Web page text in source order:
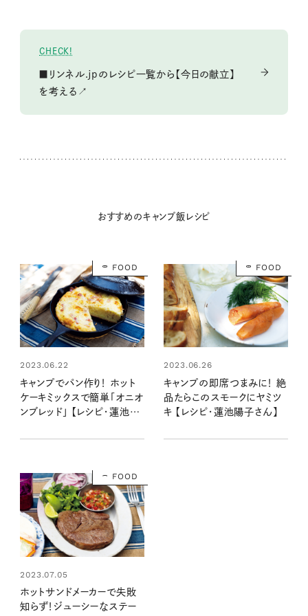
CHECK!
■リンネル.jpのレシピ一覧から【今日の献立】
を考える↗
おすすめのキャンプ飯レシピ
FOOD
2023.06.22
キャンプでパン作り！ ホット
ケーキミックスで簡単「オニオ
ンブレッド」 【レシピ・蓮池陽
FOOD
2023.06.26
キャンプの即席つまみに！ 絶
品たらこのスモークにヤミツ
キ 【レシピ・蓮池陽子さん】
FOOD
2023.07.05
ホットサンドメーカーで失敗
知らず！ジューシーなステー